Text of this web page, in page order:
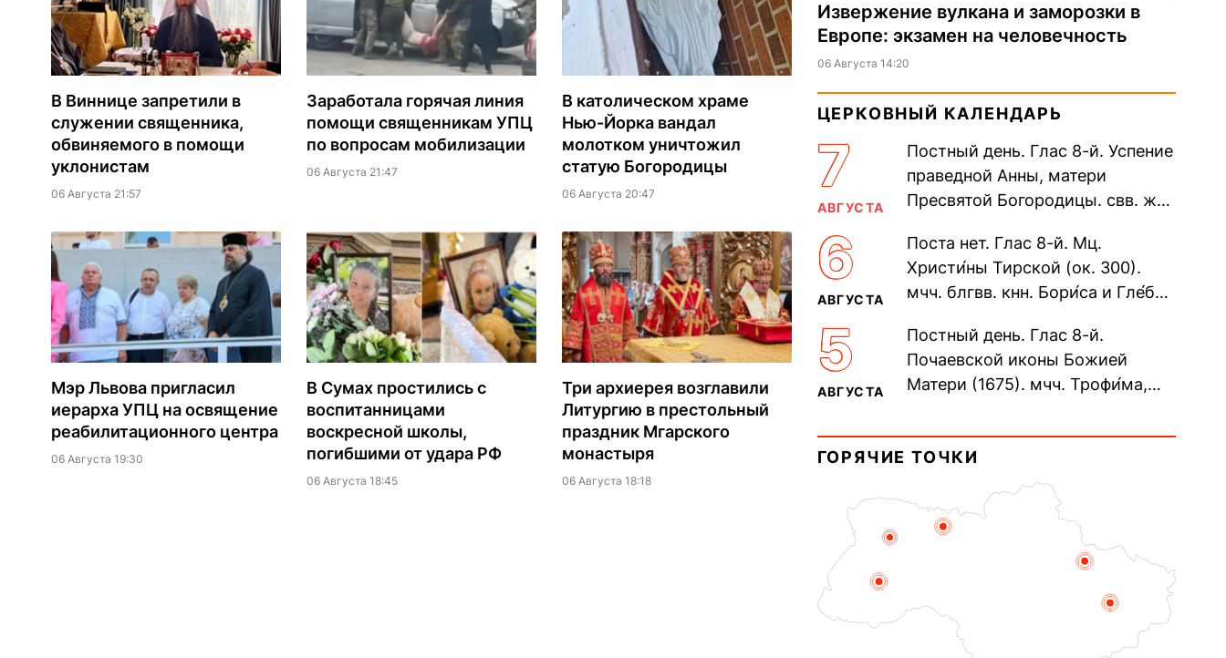
В Виннице запретили в
служении священника,
обвиняемого в помощи
уклонистам
06 Августа 21:57
Заработала горячая линия
помощи священникам УПЦ
по вопросам мобилизации
06 Августа 21:47
В католическом храме
Нью-Йорка вандал
молотком уничтожил
статую Богородицы
06 Августа 20:47
Мэр Львова пригласил
иерарха УПЦ на освящение
реабилитационного центра
06 Августа 19:30
В Сумах простились с
воспитанницами
воскресной школы,
погибшими от удара РФ
06 Августа 18:45
Три архиерея возглавили
Литургию в престольный
праздник Мгарского
монастыря
06 Августа 18:18
Извержение вулкана и заморозки в
Европе: экзамен на человечность
06 Августа 14:20
ЦЕРКОВНЫЙ КАЛЕНДАРЬ
7
АВГУСТА
Постный день. Глас 8-й. Успение
праведной Анны, матери
Пресвятой Богородицы. свв. жен
прп. Евпракси́и девы,...
6
АВГУСТА
Поста нет. Глас 8-й. Мц.
Христи́ны Тирской (ок. 300).
мчч. блгвв. кнн. Бори́са и Гле́ба,
Дави́да (1015). Прп....
5
АВГУСТА
Постный день. Глас 8-й.
Почаевской иконы Божией
Матери (1675). мчч. Трофи́ма,
мучеников (284–305). прав.
воина Фео́дора...
ГОРЯЧИЕ ТОЧКИ